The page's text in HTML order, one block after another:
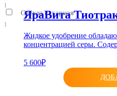
1
Свекла сахарная
1
ЯраВита
Жидкое удобрение
концентрацией серы.
5 600₽